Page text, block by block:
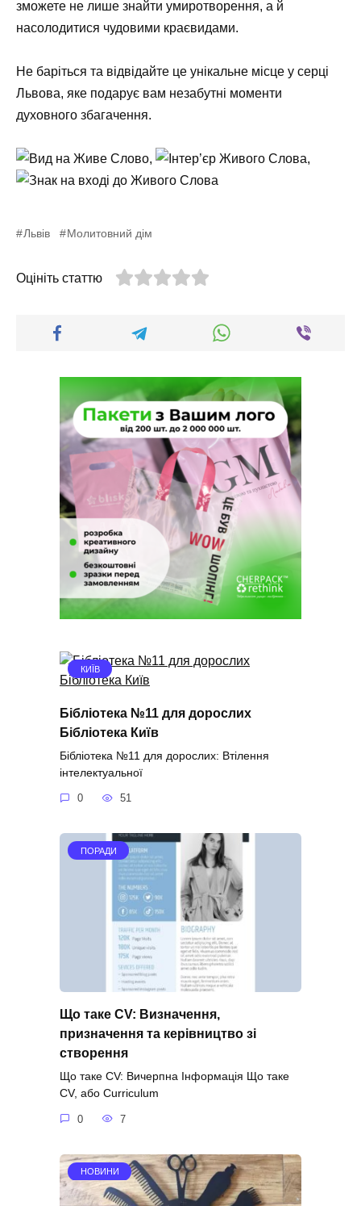
зможете не лише знайти умиротворення, а й
насолодитися чудовими краєвидами.
Не баріться та відвідайте це унікальне місце у серці
Львова, яке подарує вам незабутні моменти
духовного збагачення.
, ,
Львів Молитовний дім
Оцініть статтю
КИЇВ
Бібліотека №11 для дорослих
Бібліотека Київ
Бібліотека №11 для дорослих: Втілення
інтелектуальної
0 51
ПОРАДИ
Що таке CV: Визначення,
призначення та керівництво зі
створення
Що таке CV: Вичерпна Інформація Що таке
CV, або Curriculum
0 7
НОВИНИ